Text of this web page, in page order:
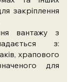
закріплення
вантажу з
з:
храпового
для